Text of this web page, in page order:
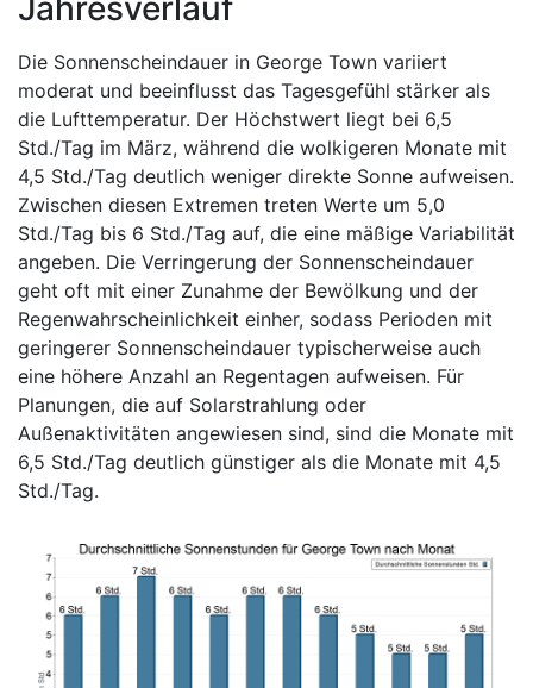
Die Sonnenscheindauer in George Town variiert
moderat und beeinflusst das Tagesgefühl stärker als
die Lufttemperatur. Der Höchstwert liegt bei 6,5
Std./Tag im März, während die wolkigeren Monate mit
4,5 Std./Tag deutlich weniger direkte Sonne aufweisen.
Zwischen diesen Extremen treten Werte um 5,0
Std./Tag bis 6 Std./Tag auf, die eine mäßige Variabilität
angeben. Die Verringerung der Sonnenscheindauer
geht oft mit einer Zunahme der Bewölkung und der
Regenwahrscheinlichkeit einher, sodass Perioden mit
geringerer Sonnenscheindauer typischerweise auch
eine höhere Anzahl an Regentagen aufweisen. Für
Planungen, die auf Solarstrahlung oder
Außenaktivitäten angewiesen sind, sind die Monate mit
6,5 Std./Tag deutlich günstiger als die Monate mit 4,5
Std./Tag.